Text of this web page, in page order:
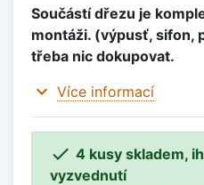
Součástí dřezu je
montáži. (výpusť, sifon,
třeba nic dokupovat.
expand_more Více informací
 4 kusy skladem,
vyzvednutí